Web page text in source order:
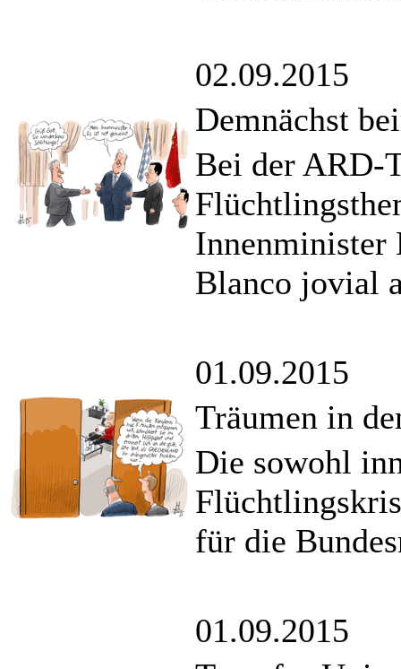
02.09.2015
Demnächst
Bei der ARD-
Innenminister
Blanco jovial
01.09.2015
Träumen in
Die sowohl
für die
01.09.2015